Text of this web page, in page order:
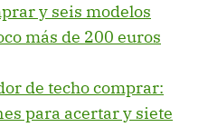
y seis modelos
más de 200 euros
de techo comprar:
para acertar y siete